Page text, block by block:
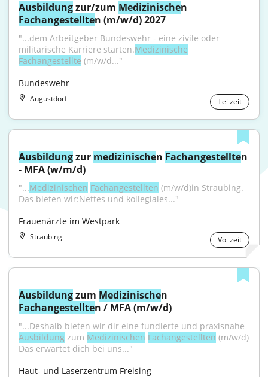
Ausbildung zur/zum Medizinische
Fachangestellten (m/w/d) 2027
"...dem Arbeitgeber Bundeswehr - eine zivile oder
militärische Karriere starten.Medizinische
Fachangestellte (m/w/d..."
Bundeswehr
Augustdorf Teilzeit
Ausbildung zur medizinischen Fachangestellten
- MFA (w/m/d)
"...Medizinischen Fachangestellten (m/w/d)in Straubing.
Das bieten wir:Nettes und kollegiales..."
Frauenärzte im Westpark
Straubing Vollzeit
Ausbildung zum Medizinische
Fachangestellten / MFA (m/w/d)
Ausbildung zum Medizinischen Fachangestellten (m/w/d)
Das erwartet dich bei uns..."
Haut- und Laserzentrum Freising